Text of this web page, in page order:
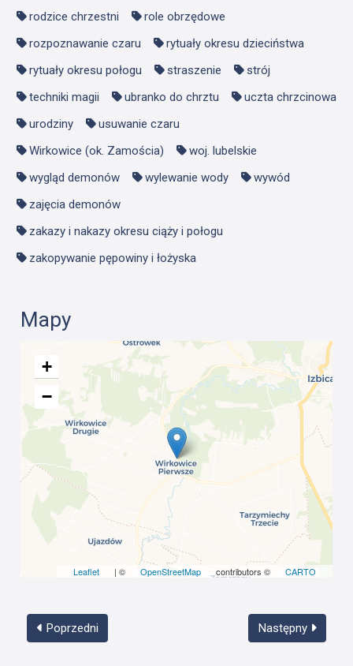
rodzice chrzestni
role obrzędowe
rozpoznawanie czaru
rytuały okresu dzieciństwa
rytuały okresu połogu
straszenie
strój
techniki magii
ubranko do chrztu
uczta chrzcinowa
urodziny
usuwanie czaru
Wirkowice (ok. Zamościa)
woj. lubelskie
wygląd demonów
wylewanie wody
wywód
zajęcia demonów
zakazy i nakazy okresu ciąży i połogu
zakopywanie pępowiny i łożyska
Mapy
+
−
Leaflet | © OpenStreetMap contributors © CARTO
Poprzedni Następny